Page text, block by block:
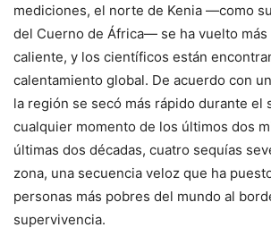
mediciones, el norte de Kenia —como
del Cuerno de África— se ha vuelto más
caliente, y los científicos están
calentamiento global. De acuerdo con
la región se secó más rápido durante el
cualquier momento de los últimos dos
últimas dos décadas, cuatro sequías
zona, una secuencia veloz que ha
personas más pobres del mundo al
supervivencia.